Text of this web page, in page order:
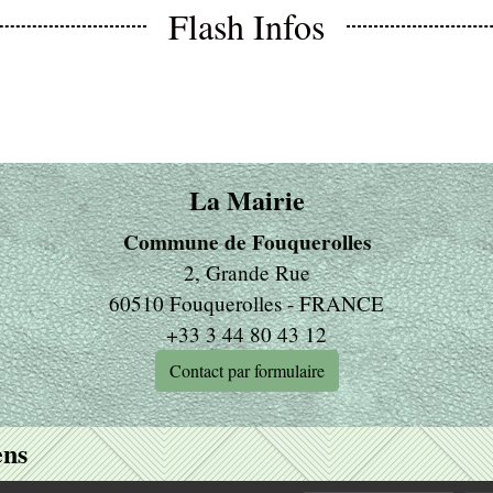
Flash Infos
La Mairie
Commune de Fouquerolles
2, Grande Rue
60510 Fouquerolles - FRANCE
+33 3 44 80 43 12
Contact par formulaire